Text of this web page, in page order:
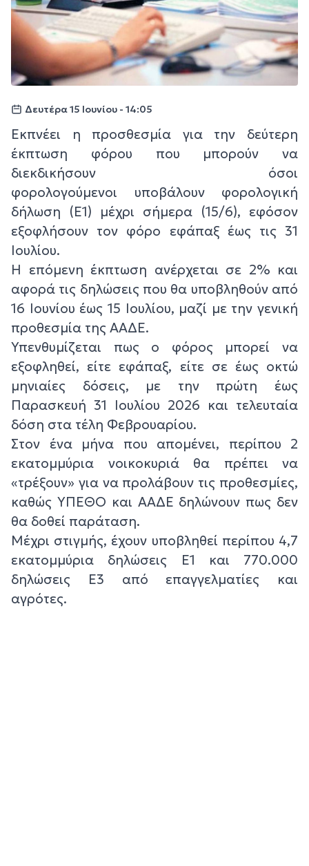
Δευτέρα 15 Ιουνίου - 14:05
Εκπνέει η προσθεσμία για την δεύτερη
έκπτωση φόρου που μπορούν να
διεκδικήσουν όσοι
φορολογούμενοι υποβάλουν φορολογική
δήλωση (Ε1) μέχρι σήμερα (15/6), εφόσον
εξοφλήσουν τον φόρο εφάπαξ έως τις 31
Ιουλίου.
Η επόμενη έκπτωση ανέρχεται σε 2% και
αφορά τις δηλώσεις που θα υποβληθούν από
16 Ιουνίου έως 15 Ιουλίου, μαζί με την γενική
προθεσμία της ΑΑΔΕ.
Υπενθυμίζεται πως ο φόρος μπορεί να
εξοφληθεί, είτε εφάπαξ, είτε σε έως οκτώ
μηνιαίες δόσεις, με την πρώτη έως
Παρασκευή 31 Ιουλίου 2026 και τελευταία
δόση στα τέλη Φεβρουαρίου.
Στον ένα μήνα που απομένει, περίπου 2
εκατομμύρια νοικοκυριά θα πρέπει να
«τρέξουν» για να προλάβουν τις προθεσμίες,
καθώς ΥΠΕΘΟ και ΑΑΔΕ δηλώνουν πως δεν
θα δοθεί παράταση.
Μέχρι στιγμής, έχουν υποβληθεί περίπου 4,7
εκατομμύρια δηλώσεις Ε1 και 770.000
δηλώσεις Ε3 από επαγγελματίες και
αγρότες.